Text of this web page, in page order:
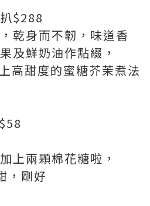
$288
乾身而不韌，味道香
及鮮奶油作點綴，
高甜度的蜜糖芥茉煮法
上兩顆棉花糖啦，
，剛好